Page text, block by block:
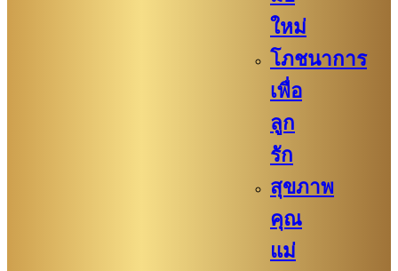
ใหม่
โภชนาการ
เพื่อ
ลูก
รัก
สุขภาพ
คุณ
แม่